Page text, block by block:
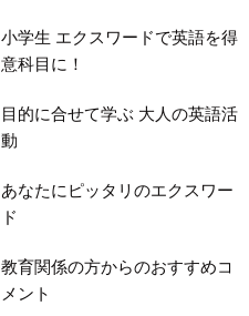
小学生 エクスワードで英語を得
意科目に！
目的に合せて学ぶ 大人の英語活
動
あなたにピッタリのエクスワー
ド
教育関係の方からのおすすめコ
メント